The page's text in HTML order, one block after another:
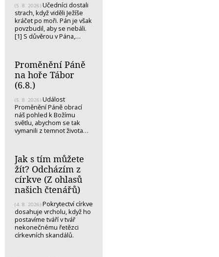
(5. 8. 2026) Učedníci dostali
strach, když viděli Ježíše
kráčet po moři. Pán je však
povzbudil, aby se nebáli.
[1] S důvěrou v Pána,…
Proměnění Páně
na hoře Tábor
(6.8.)
(5. 8. 2026) Událost
Proměnění Páně obrací
náš pohled k Božímu
světlu, abychom se tak
vymanili z temnot života…
Jak s tím můžete
žít? Odcházím z
církve (Z ohlasů
našich čtenářů)
(4. 8. 2026) Pokrytectví církve
dosahuje vrcholu, když ho
postavíme tváří v tvář
nekonečnému řetězci
církevních skandálů.